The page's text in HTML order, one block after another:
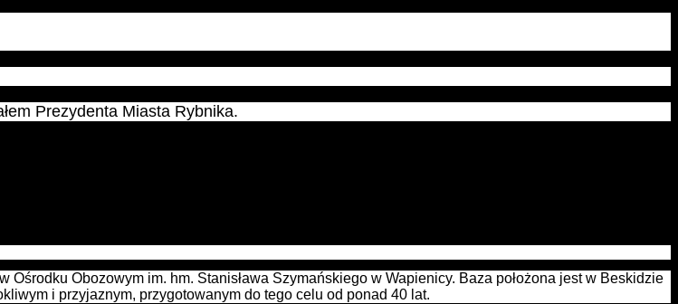
Prezydenta Miasta Rybnika.
Obozowym im. hm. Stanisława Szymańskiego w Wapienicy. Baza położona jest w Beskidzie
i przyjaznym, przygotowanym do tego celu od ponad 40 lat.